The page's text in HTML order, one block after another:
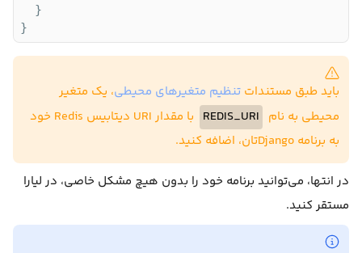
  }
}
باید طبق مستندات تنظیم متغیرهای محیطی، یک متغیر
محیطی به نام REDIS_URI
با مقدار URI دیتابیس Redis خود
به برنامه Djangoتان، اضافه کنید.
در انتها، می‌توانید برنامه خود را بدون هیچ مشکل خاصی، در لیارا
مستقر کنید.